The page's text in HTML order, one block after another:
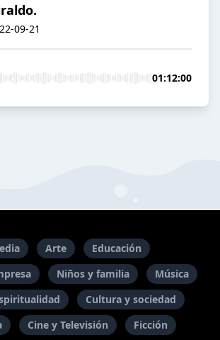
09-21
01:12:00
Arte
Educación
Niños y familia
Música
Cultura y sociedad
Cine y Televisión Ficción